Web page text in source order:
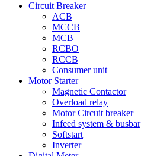
Circuit Breaker
ACB
MCCB
MCB
RCBO
RCCB
Consumer unit
Motor Starter
Magnetic Contactor
Overload relay
Motor Circuit breaker
Infeed system & busbar
Softstart
Inverter